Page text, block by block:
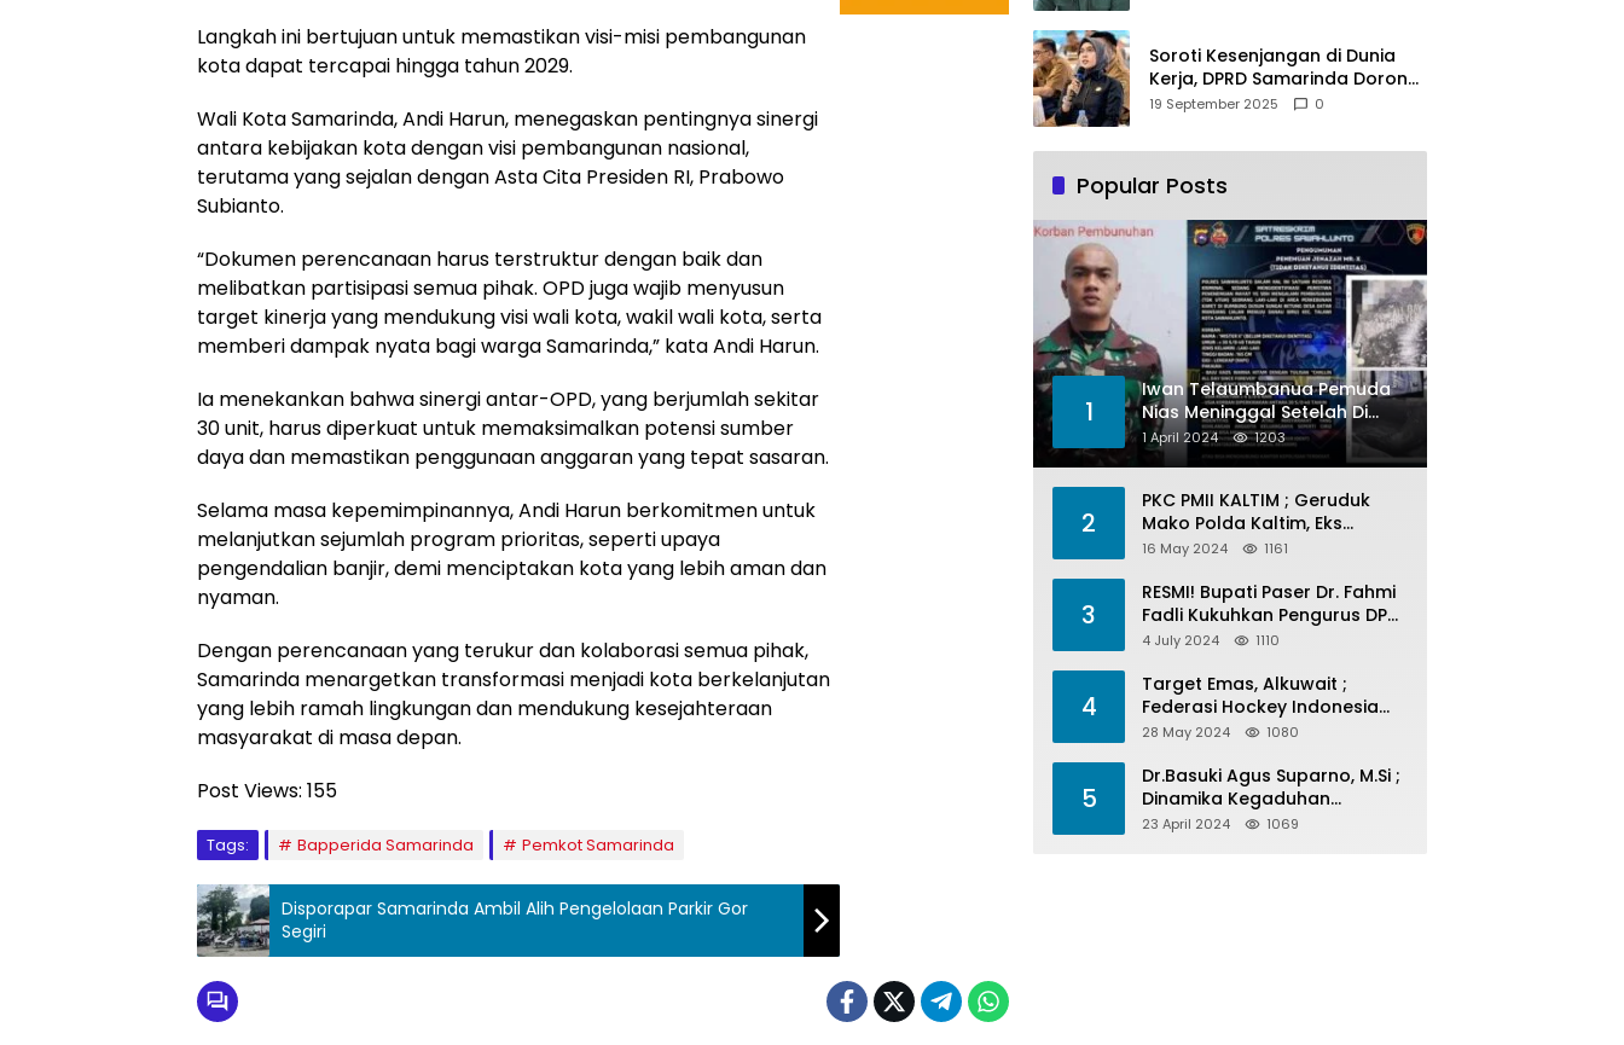
Langkah ini bertujuan untuk memastikan visi-misi pembangunan
kota dapat tercapai hingga tahun 2029.
Wali Kota Samarinda, Andi Harun, menegaskan pentingnya sinergi
antara kebijakan kota dengan visi pembangunan nasional,
terutama yang sejalan dengan Asta Cita Presiden RI, Prabowo
Subianto.
“Dokumen perencanaan harus terstruktur dengan baik dan
melibatkan partisipasi semua pihak. OPD juga wajib menyusun
target kinerja yang mendukung visi wali kota, wakil wali kota, serta
memberi dampak nyata bagi warga Samarinda,” kata Andi Harun.
Ia menekankan bahwa sinergi antar-OPD, yang berjumlah sekitar
30 unit, harus diperkuat untuk memaksimalkan potensi sumber
daya dan memastikan penggunaan anggaran yang tepat sasaran.
Selama masa kepemimpinannya, Andi Harun berkomitmen untuk
melanjutkan sejumlah program prioritas, seperti upaya
pengendalian banjir, demi menciptakan kota yang lebih aman dan
nyaman.
Dengan perencanaan yang terukur dan kolaborasi semua pihak,
Samarinda menargetkan transformasi menjadi kota berkelanjutan
yang lebih ramah lingkungan dan mendukung kesejahteraan
masyarakat di masa depan.
Post Views: 155
Tags: Bapperida Samarinda Pemkot Samarinda
Disporapar Samarinda Ambil Alih Pengelolaan Parkir Gor
Segiri
Soroti Kesenjangan di Dunia
Kerja, DPRD Samarinda Dorong
Pemkot Gencarkan
19 September 2025 0
Popular Posts
1
Iwan Telaumbanua Pemuda
Nias Meninggal Setelah Di
Habisi Oknum TNI AL
1 April 2024 1203
2
PKC PMII KALTIM ; Geruduk
Mako Polda Kaltim, Eks
Lubang Tambang Banyak
16 May 2024 1161
3
RESMI! Bupati Paser Dr. Fahmi
Fadli Kukuhkan Pengurus DPP
LAP 2024-2029
4 July 2024 1110
4
Target Emas, Alkuwait ;
Federasi Hockey Indonesia
Kota Balikpapan Siap Menjadi
28 May 2024 1080
5
Dr.Basuki Agus Suparno, M.Si ;
Dinamika Kegaduhan
Komunikasi Politik Jelang
23 April 2024 1069